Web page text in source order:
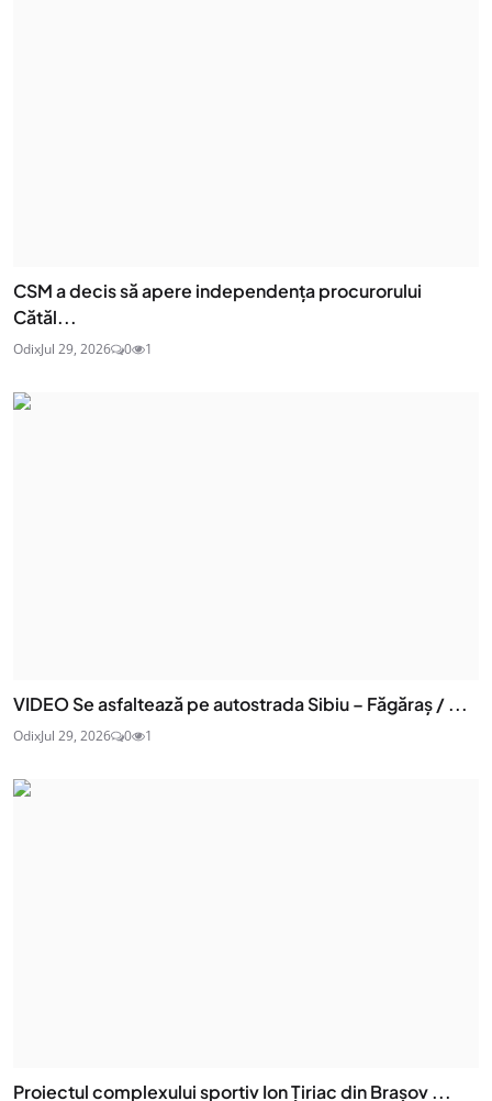
CSM a decis să apere independența procurorului
Cătăl...
OdixJul 29, 2026 0 1
VIDEO Se asfaltează pe autostrada Sibiu – Făgăraș / ...
OdixJul 29, 2026 0 1
Proiectul complexului sportiv Ion Țiriac din Brașov ...